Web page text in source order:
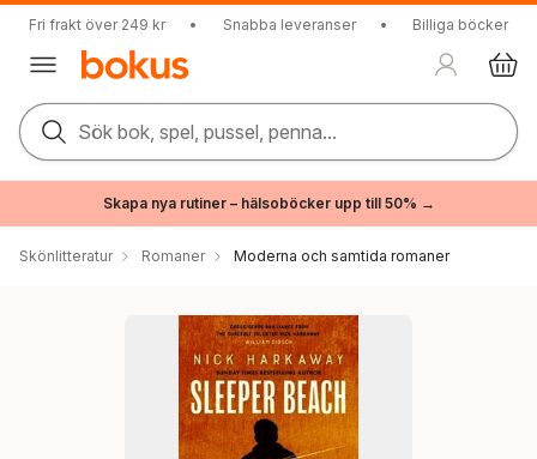
Fri frakt över 249 kr • Snabba leveranser • Billiga böcker
Sök bok, spel, pussel, penna...
Skapa nya rutiner – hälsoböcker upp till 50% →
Skönlitteratur Romaner Moderna och samtida romaner